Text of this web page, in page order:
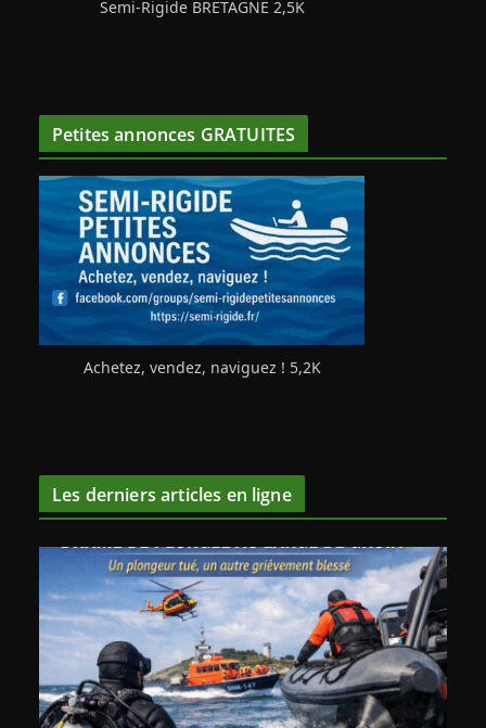
Semi-Rigide BRETAGNE 2,5K
Petites annonces GRATUITES
Achetez, vendez, naviguez ! 5,2K
Les derniers articles en ligne